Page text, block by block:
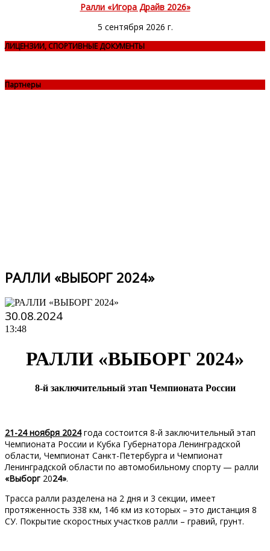
Ралли «Игора Драйв 2026»
5 сентября 2026 г.
ЛИЦЕНЗИИ, СПОРТИВНЫЕ ДОКУМЕНТЫ
Партнеры
РАЛЛИ «ВЫБОРГ 2024»
30.08.2024
13:48
РАЛЛИ «ВЫБОРГ 2024»
8-й заключительный этап Чемпионата России
21-24 ноября 2024года состоится 8-й заключительный этап
Чемпионата России и Кубка Губернатора Ленинградской
области, Чемпионат Санкт-Петербурга и Чемпионат
Ленинградской области по автомобильному спорту — ралли
«Выборг 2024».
Трасса ралли разделена на 2 дня и 3 секции, имеет
протяженность 338 км, 146 км из которых – это дистанция 8
СУ. Покрытие скоростных участков ралли – гравий, грунт.